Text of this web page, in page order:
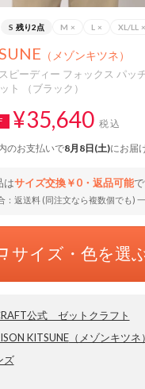
S 残り2点 M × L × XL/LL ×
（メゾンキツネ）
ーディー フォックス パッ
ト （ブラック）
¥35,640 税込
のお支払いで8月8日(土)にお届
はサイズ交換￥0・返品可能
：返送料 (同注文なら複数個でも)
サイズ・色を選
公式 ゼットクラフト
KITSUNE（メゾンキツネ）
ズ